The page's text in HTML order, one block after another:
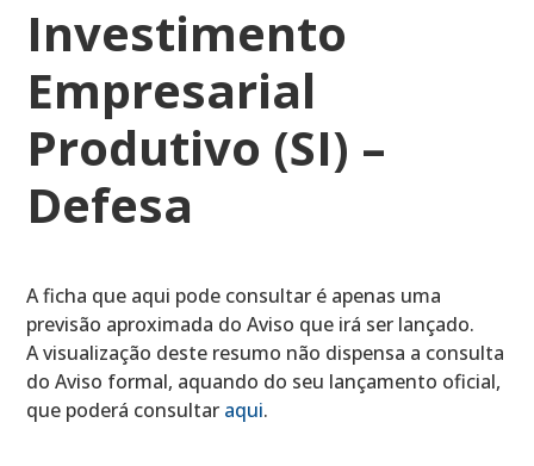
Investimento
Empresarial
Produtivo (SI) –
Defesa
A ficha que aqui pode consultar é apenas uma
previsão aproximada do Aviso que irá ser lançado.
A visualização deste resumo não dispensa a consulta
do Aviso formal, aquando do seu lançamento oficial,
que poderá consultar aqui.